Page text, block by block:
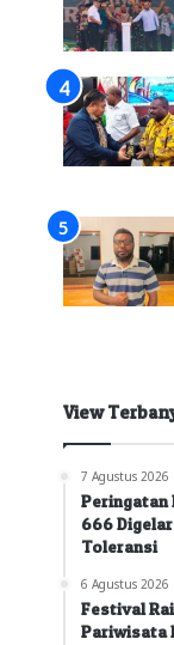
View
7 Agustus 2026
Peringatan
666
Toleransi
6 Agustus 2026
Festival
Pariwisata